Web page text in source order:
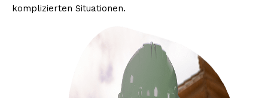
komplizierten Situationen.